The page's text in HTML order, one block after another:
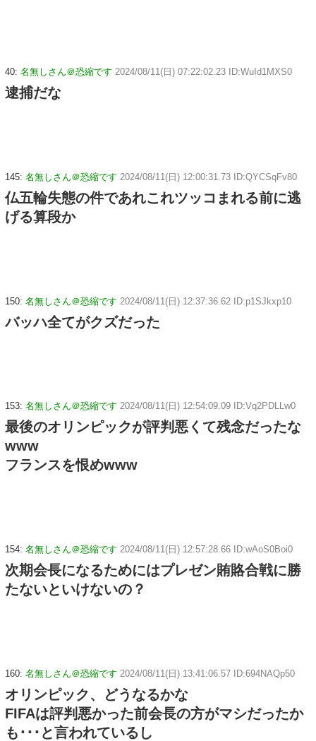
40: 名無しさん＠恐縮です 2024/08/11(日) 07:22:02.23 ID:WuId1MXS0
逮捕だな
145: 名無しさん＠恐縮です 2024/08/11(日) 12:00:31.73 ID:QYCSqFv80
仏五輪失態の件であれこれツッコまれる前に逃
げる算段か
150: 名無しさん＠恐縮です 2024/08/11(日) 12:37:36.62 ID:p1SJkxp10
バッハ全てがクズだった
153: 名無しさん＠恐縮です 2024/08/11(日) 12:54:09.09 ID:Vq2PDLLw0
最後のオリンピックが評判悪くて残念だったな
www
フランスを恨めwww
154: 名無しさん＠恐縮です 2024/08/11(日) 12:57:28.66 ID:wAoS0Boi0
次期会長になるためにはプレゼン賄賂合戦に勝
たないといけないの？
160: 名無しさん＠恐縮です 2024/08/11(日) 13:41:06.57 ID:694NAQp50
オリンピック、どうなるかな
FIFAは評判悪かった前会長の方がマシだったか
も･･･と言われているし